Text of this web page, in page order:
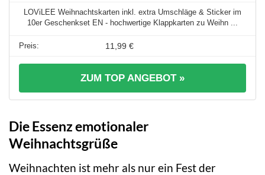
LOViLEE Weihnachtskarten inkl. extra Umschläge & Sticker im
10er Geschenkset EN - hochwertige Klappkarten zu Weihn ...
11,99 €
ZUM TOP ANGEBOT »
Die Essenz emotionaler
Weihnachtsgrüße
Weihnachten ist mehr als nur ein Fest der